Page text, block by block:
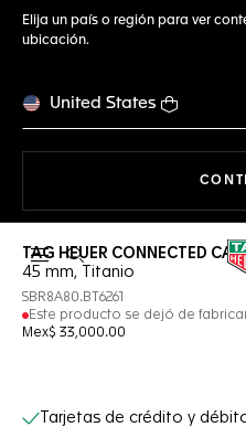
Elija un país o región para ver
ubicación.
United States
Abrir el menú de búsqueda
TAG HEUER CONNECTED
45 mm, Titanio
SBR8A80.BT6261
Este producto se dejó de
Mex$ 33,000.00
Servicios online
Tarjetas de crédito y